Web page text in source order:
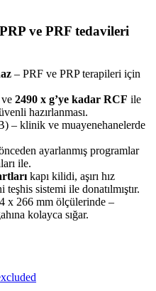
ve PRF tedavileri
– PRF ve PRP terapileri için
ve 2490 x g’ye kadar RCF ile
hazırlanması.
– klinik ve muayenehanelerde
ayarlanmış programlar
ile.
kapı kilidi, aşırı hız
sistemi ile donatılmıştır.
x 266 mm ölçülerinde –
kolayca sığar.